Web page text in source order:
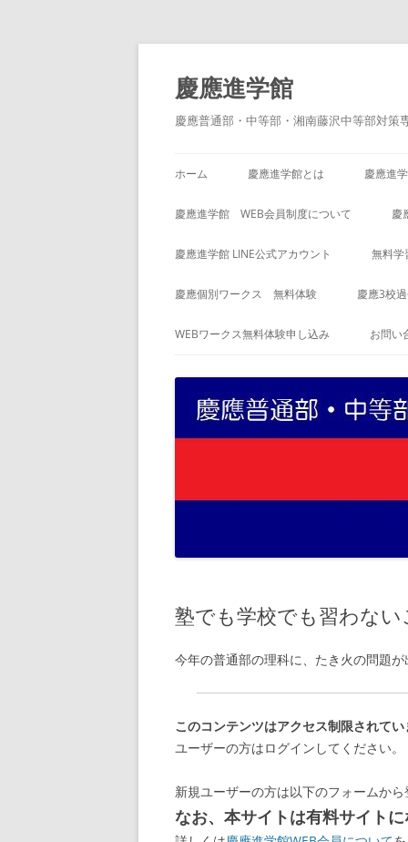
コ
テ
ン
ツ
へ
ス
慶應進学館
慶應普通部・中等部・湘南藤沢中等部対
ホーム 慶應進学館とは 慶應進
慶應進学館 WEB会員制度について 慶
慶應進学館 LINE公式アカウント 無料学
慶應個別ワークス 無料体験 慶應3校
WEBワークス無料体験申し込み お問い
塾でも学校でも習わない
今年の普通部の理科に、たき火の問題
このコンテンツはアクセス制限されてい
ユーザーの方はログインしてください。
新規ユーザーの方は以下のフォームか
なお、本サイトは有料サイト